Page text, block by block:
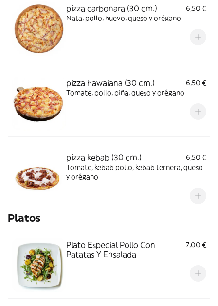
pizza carbonara (30 cm.)
6,50 €
Nata, pollo, huevo, queso y orégano
pizza hawaiana (30 cm.)
6,50 €
Tomate, pollo, piña, queso y orégano
pizza kebab (30 cm.)
6,50 €
Tomate, kebab pollo, kebab ternera, queso
y orégano
Platos
Plato Especial Pollo Con
Patatas Y Ensalada
7,00 €